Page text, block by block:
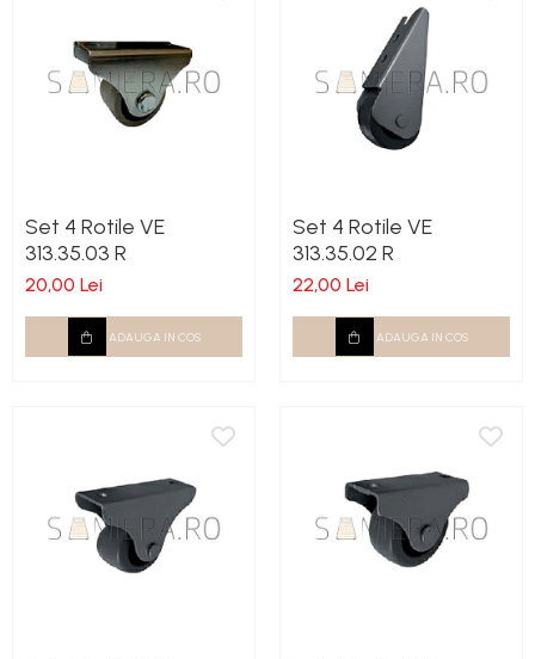
Set 4 Rotile VE
313.35.03 R
20,00 Lei
ADAUGA IN COS
Set 4 Rotile VE
313.35.02 R
22,00 Lei
ADAUGA IN COS